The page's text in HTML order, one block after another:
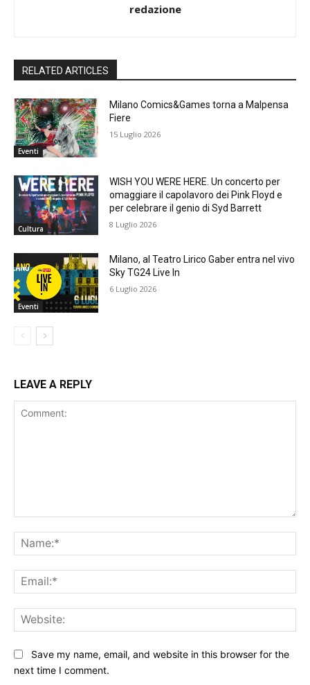
redazione
RELATED ARTICLES
Eventi
Milano Comics&Games torna a Malpensa
Fiere
15 Luglio 2026
Cultura
WISH YOU WERE HERE. Un concerto per
omaggiare il capolavoro dei Pink Floyd e
per celebrare il genio di Syd Barrett
8 Luglio 2026
Eventi
Milano, al Teatro Lirico Gaber entra nel vivo
Sky TG24 Live In
6 Luglio 2026
LEAVE A REPLY
Save my name, email, and website in this browser for the
next time I comment.